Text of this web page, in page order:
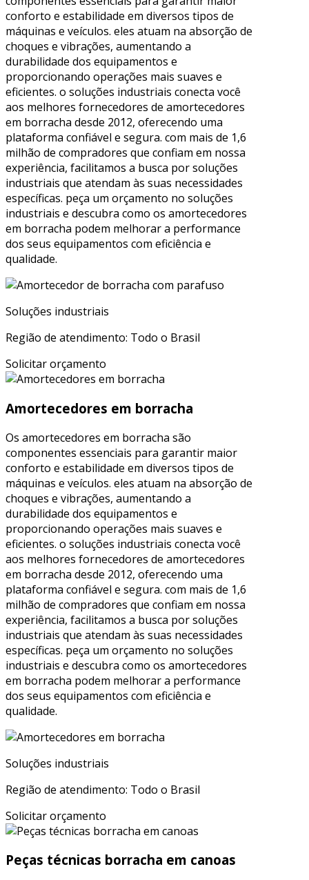
conforto e estabilidade em diversos tipos de
máquinas e veículos. eles atuam na absorção de
choques e vibrações, aumentando a
durabilidade dos equipamentos e
proporcionando operações mais suaves e
eficientes. o soluções industriais conecta você
aos melhores fornecedores de amortecedores
em borracha desde 2012, oferecendo uma
plataforma confiável e segura. com mais de 1,6
milhão de compradores que confiam em nossa
experiência, facilitamos a busca por soluções
industriais que atendam às suas necessidades
específicas. peça um orçamento no soluções
industriais e descubra como os amortecedores
em borracha podem melhorar a performance
dos seus equipamentos com eficiência e
qualidade.
Soluções industriais
Região de atendimento: Todo o Brasil
Solicitar orçamento
Amortecedores em borracha
Os amortecedores em borracha são
componentes essenciais para garantir maior
conforto e estabilidade em diversos tipos de
máquinas e veículos. eles atuam na absorção de
choques e vibrações, aumentando a
durabilidade dos equipamentos e
proporcionando operações mais suaves e
eficientes. o soluções industriais conecta você
aos melhores fornecedores de amortecedores
em borracha desde 2012, oferecendo uma
plataforma confiável e segura. com mais de 1,6
milhão de compradores que confiam em nossa
experiência, facilitamos a busca por soluções
industriais que atendam às suas necessidades
específicas. peça um orçamento no soluções
industriais e descubra como os amortecedores
em borracha podem melhorar a performance
dos seus equipamentos com eficiência e
qualidade.
Soluções industriais
Região de atendimento: Todo o Brasil
Solicitar orçamento
Peças técnicas borracha em canoas